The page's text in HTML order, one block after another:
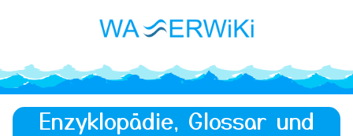
Enzyklopädie, Glossar und